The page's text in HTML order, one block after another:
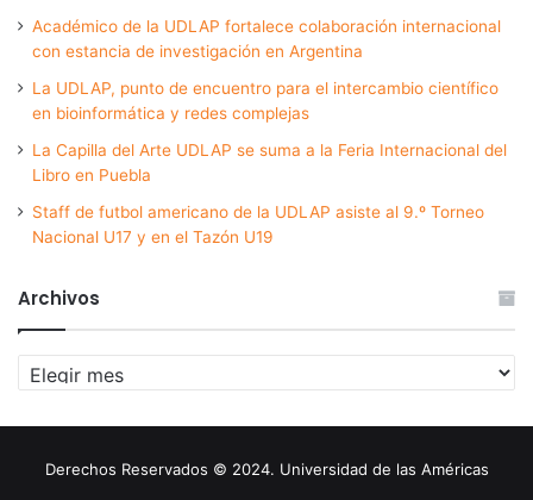
Académico de la UDLAP fortalece colaboración internacional
con estancia de investigación en Argentina
La UDLAP, punto de encuentro para el intercambio científico
en bioinformática y redes complejas
La Capilla del Arte UDLAP se suma a la Feria Internacional del
Libro en Puebla
Staff de futbol americano de la UDLAP asiste al 9.º Torneo
Nacional U17 y en el Tazón U19
Archivos
Archivos
Derechos Reservados © 2024. Universidad de las Américas